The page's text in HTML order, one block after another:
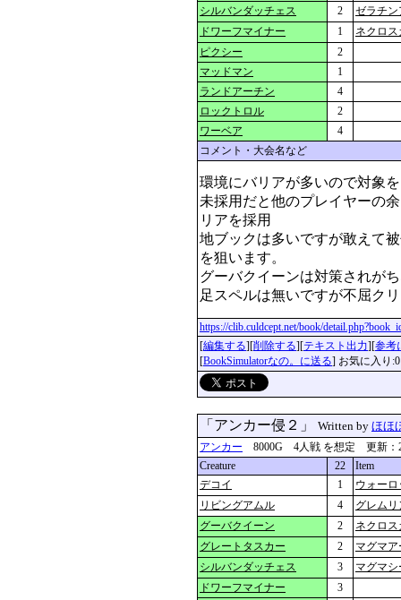
シルバンダッチェス
2
ゼラチン
ドワーフマイナー
1
ネクロ
ピクシー
2
マッドマン
1
ランドアーチン
4
ロックトロル
2
ワーベア
4
コメント・大会名など
環境にバリアが多いので対象
未採用だと他のプレイヤーの
リアを採用
地ブックは多いですが敢えて
を狙います。
グーバクイーンは対策されが
足スペルは無いですが不屈ク
https://clib.culdcept.net/book/
[編集する][削除する][テキスト出力][参考
[BookSimulatorなの。に送る] お気に入り:0
「アンカー侵２」 Written by ほほ
アンカー 8000G 4人戦 を想定 更新：
Creature
22
Item
デコイ
1
ウォー
リビングアムル
4
グレム
グーバクイーン
2
ネクロ
グレートタスカー
2
マグマ
シルバンダッチェス
3
マグマ
ドワーフマイナー
3